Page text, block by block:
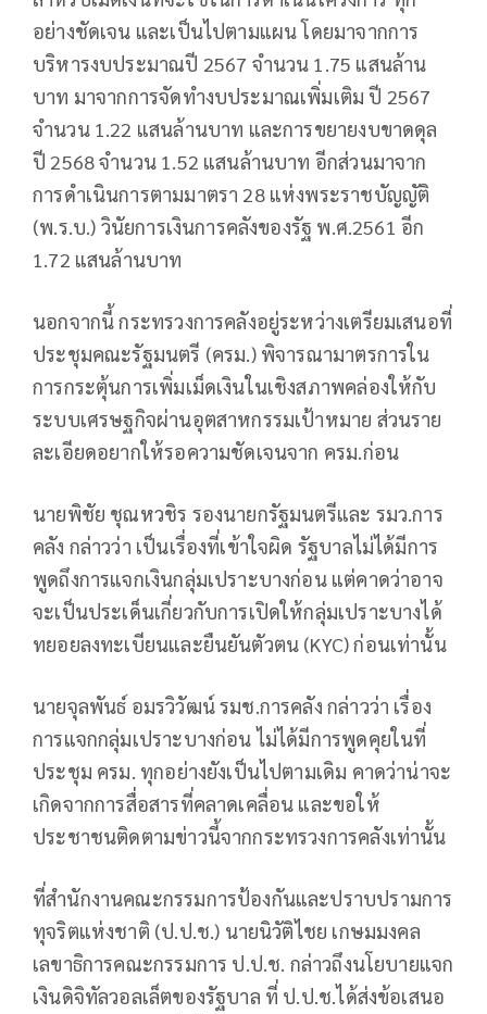
อย่างชัดเจน และเป็นไปตามแผน โดยมาจากการ
บริหารงบประมาณปี 2567 จำนวน 1.75 แสนล้าน
บาท มาจากการจัดทำงบประมาณเพิ่มเติม ปี 2567
จำนวน 1.22 แสนล้านบาท และการขยายงบขาดดุล
ปี 2568 จำนวน 1.52 แสนล้านบาท อีกส่วนมาจาก
การดำเนินการตามมาตรา 28 แห่งพระราชบัญญัติ
(พ.ร.บ.) วินัยการเงินการคลังของรัฐ พ.ศ.2561 อีก
1.72 แสนล้านบาท
นอกจากนี้ กระทรวงการคลังอยู่ระหว่างเตรียมเสนอที่
ประชุมคณะรัฐมนตรี (ครม.) พิจารณามาตรการใน
การกระตุ้นการเพิ่มเม็ดเงินในเชิงสภาพคล่องให้กับ
ระบบเศรษฐกิจผ่านอุตสาหกรรมเป้าหมาย ส่วนราย
ละเอียดอยากให้รอความชัดเจนจาก ครม.ก่อน
นายพิชัย ชุณหวชิร รองนายกรัฐมนตรีและ รมว.การ
คลัง กล่าวว่า เป็นเรื่องที่เข้าใจผิด รัฐบาลไม่ได้มีการ
พูดถึงการแจกเงินกลุ่มเปราะบางก่อน แต่คาดว่าอาจ
จะเป็นประเด็นเกี่ยวกับการเปิดให้กลุ่มเปราะบางได้
ทยอยลงทะเบียนและยืนยันตัวตน (KYC) ก่อนเท่านั้น
นายจุลพันธ์ อมรวิวัฒน์ รมช.การคลัง กล่าวว่า เรื่อง
การแจกกลุ่มเปราะบางก่อน ไม่ได้มีการพูดคุยในที่
ประชุม ครม. ทุกอย่างยังเป็นไปตามเดิม คาดว่าน่าจะ
เกิดจากการสื่อสารที่คลาดเคลื่อน และขอให้
ประชาชนติดตามข่าวนี้จากกระทรวงการคลังเท่านั้น
ที่สำนักงานคณะกรรมการป้องกันและปราบปรามการ
ทุจริตแห่งชาติ (ป.ป.ช.) นายนิวัติไชย เกษมมงคล
เลขาธิการคณะกรรมการ ป.ป.ช. กล่าวถึงนโยบายแจก
เงินดิจิทัลวอลเล็ตของรัฐบาล ที่ ป.ป.ช.ได้ส่งข้อเสนอ